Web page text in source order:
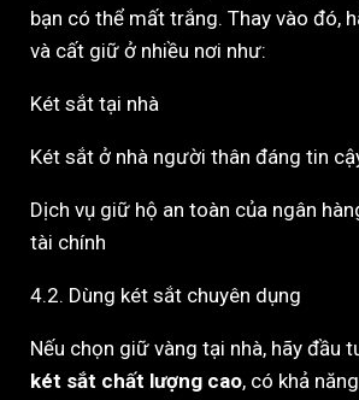
bạn có thể mất trắng. Thay vào đó,
và cất giữ ở nhiều nơi như:
Két sắt tại nhà
Két sắt ở nhà người thân đáng tin
Dịch vụ giữ hộ an toàn của ngân
tài chính
4.2. Dùng két sắt chuyên dụng
Nếu chọn giữ vàng tại nhà, hãy đầu
két sắt chất lượng cao, có khả